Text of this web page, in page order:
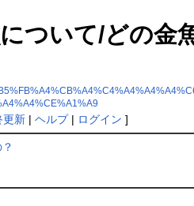
ついて/どの金
更新| ヘルプ| ログイン ]